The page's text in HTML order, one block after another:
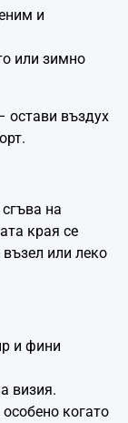
и
или зимно
остави въздух
на
края се
или леко
и фини
визия.
когато